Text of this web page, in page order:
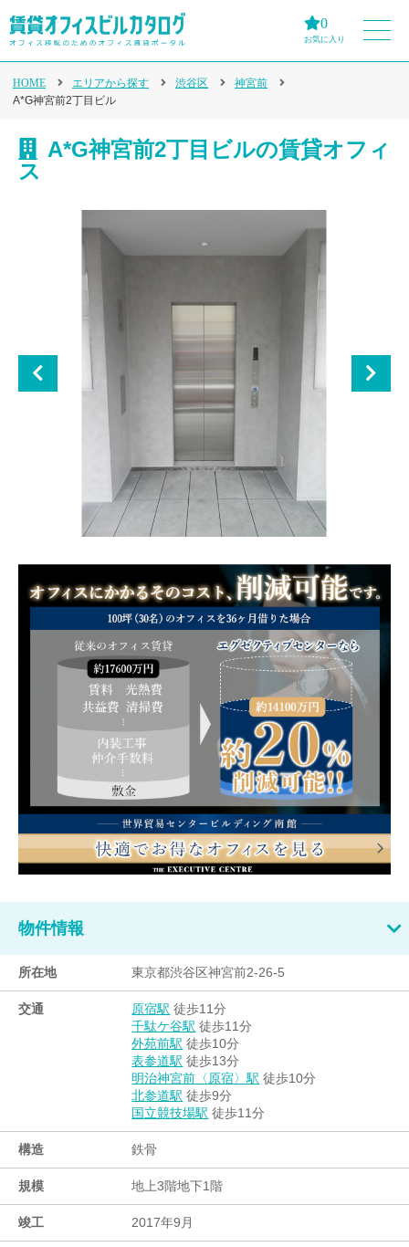
0
お気に入り
HOME エリアから探す 渋谷区
神宮前
A*G神宮前2丁目ビル
A*G神宮前2丁目ビルの賃貸オフィ
ス
物件情報
所在地 東京都渋谷区神宮前2-26-5
交通 原宿駅 徒歩11分
千駄ケ谷駅 徒歩11分
外苑前駅 徒歩10分
表参道駅 徒歩13分
明治神宮前〈原宿〉駅 徒歩10分
北参道駅 徒歩9分
国立競技場駅 徒歩11分
構造 鉄骨
規模 地上3階地下1階
竣工 2017年9月